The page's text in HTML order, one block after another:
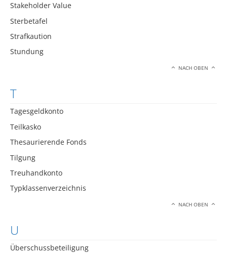
Stakeholder Value
Sterbetafel
Strafkaution
Stundung
NACH OBEN
T
Tagesgeldkonto
Teilkasko
Thesaurierende Fonds
Tilgung
Treuhandkonto
Typklassenverzeichnis
NACH OBEN
U
Überschussbeteiligung